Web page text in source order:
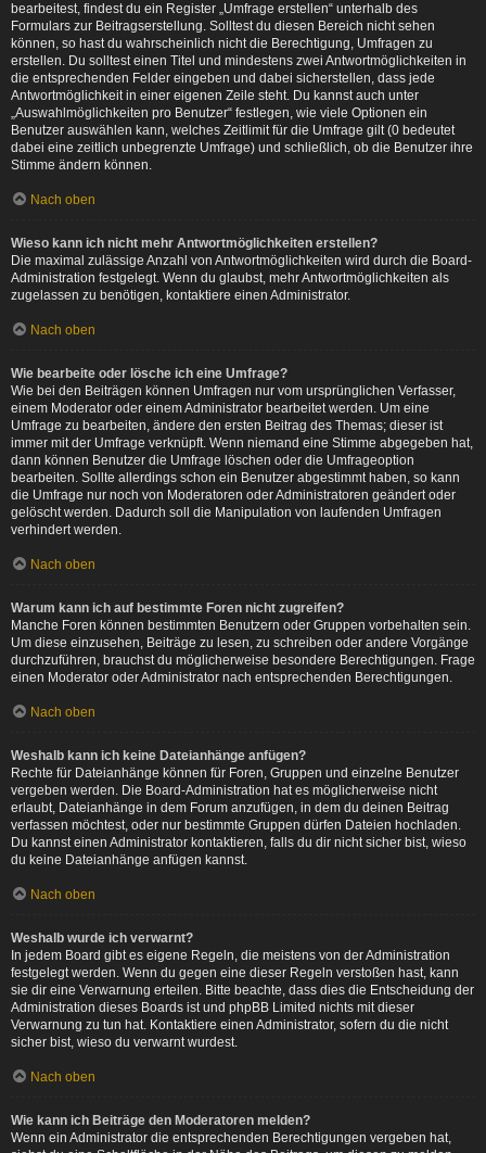
bearbeitest, findest du ein Register „Umfrage erstellen“ unterhalb des
Formulars zur Beitragserstellung. Solltest du diesen Bereich nicht sehen
können, so hast du wahrscheinlich nicht die Berechtigung, Umfragen zu
erstellen. Du solltest einen Titel und mindestens zwei Antwortmöglichkeiten in
die entsprechenden Felder eingeben und dabei sicherstellen, dass jede
Antwortmöglichkeit in einer eigenen Zeile steht. Du kannst auch unter
„Auswahlmöglichkeiten pro Benutzer“ festlegen, wie viele Optionen ein
Benutzer auswählen kann, welches Zeitlimit für die Umfrage gilt (0 bedeutet
dabei eine zeitlich unbegrenzte Umfrage) und schließlich, ob die Benutzer ihre
Stimme ändern können.
Nach oben
Wieso kann ich nicht mehr Antwortmöglichkeiten erstellen?
Die maximal zulässige Anzahl von Antwortmöglichkeiten wird durch die Board-
Administration festgelegt. Wenn du glaubst, mehr Antwortmöglichkeiten als
zugelassen zu benötigen, kontaktiere einen Administrator.
Nach oben
Wie bearbeite oder lösche ich eine Umfrage?
Wie bei den Beiträgen können Umfragen nur vom ursprünglichen Verfasser,
einem Moderator oder einem Administrator bearbeitet werden. Um eine
Umfrage zu bearbeiten, ändere den ersten Beitrag des Themas; dieser ist
immer mit der Umfrage verknüpft. Wenn niemand eine Stimme abgegeben hat,
dann können Benutzer die Umfrage löschen oder die Umfrageoption
bearbeiten. Sollte allerdings schon ein Benutzer abgestimmt haben, so kann
die Umfrage nur noch von Moderatoren oder Administratoren geändert oder
gelöscht werden. Dadurch soll die Manipulation von laufenden Umfragen
verhindert werden.
Nach oben
Warum kann ich auf bestimmte Foren nicht zugreifen?
Manche Foren können bestimmten Benutzern oder Gruppen vorbehalten sein.
Um diese einzusehen, Beiträge zu lesen, zu schreiben oder andere Vorgänge
durchzuführen, brauchst du möglicherweise besondere Berechtigungen. Frage
einen Moderator oder Administrator nach entsprechenden Berechtigungen.
Nach oben
Weshalb kann ich keine Dateianhänge anfügen?
Rechte für Dateianhänge können für Foren, Gruppen und einzelne Benutzer
vergeben werden. Die Board-Administration hat es möglicherweise nicht
erlaubt, Dateianhänge in dem Forum anzufügen, in dem du deinen Beitrag
verfassen möchtest, oder nur bestimmte Gruppen dürfen Dateien hochladen.
Du kannst einen Administrator kontaktieren, falls du dir nicht sicher bist, wieso
du keine Dateianhänge anfügen kannst.
Nach oben
Weshalb wurde ich verwarnt?
In jedem Board gibt es eigene Regeln, die meistens von der Administration
festgelegt werden. Wenn du gegen eine dieser Regeln verstoßen hast, kann
sie dir eine Verwarnung erteilen. Bitte beachte, dass dies die Entscheidung der
Administration dieses Boards ist und phpBB Limited nichts mit dieser
Verwarnung zu tun hat. Kontaktiere einen Administrator, sofern du die nicht
sicher bist, wieso du verwarnt wurdest.
Nach oben
Wie kann ich Beiträge den Moderatoren melden?
Wenn ein Administrator die entsprechenden Berechtigungen vergeben hat,